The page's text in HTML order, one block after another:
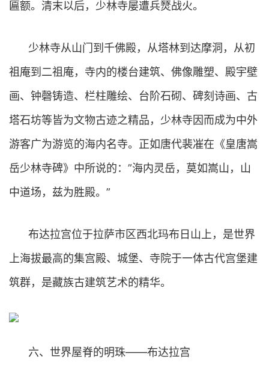
匾额。清末以后，少林寺屡遭兵燹战火。
少林寺从山门到千佛殿，从塔林到达摩洞，从初
祖庵到二祖庵，寺内的楼台建筑、佛像雕塑、殿宇壁
画、钟磬铸造、栏柱雕绘、台阶石砌、碑刻诗画、古
塔石坊等皆为文物古迹之精品，少林寺因而成为中外
游客广为游览的海内名寺。正如唐代裴凗在《皇唐嵩
岳少林寺碑》中所说的：”海内灵岳，莫如嵩山，山
中道场，兹为胜殿。”
布达拉宫位于拉萨市区西北玛布日山上，是世界
上海拔最高的集宫殿、城堡、寺院于一体古代宫堡建
筑群，是藏族古建筑艺术的精华。
六、世界屋脊的明珠——布达拉宫